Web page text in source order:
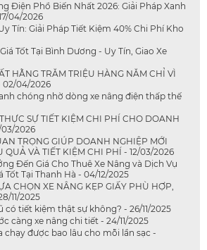
Điện Phổ Biến Nhất 2026: Giải Pháp Xanh
04/2026
Tín: Giải Pháp Tiết Kiệm 40% Chi Phí Kho
Tốt Tại Bình Dương - Uy Tín, Giao Xe
HẰNG TRĂM TRIỆU HÀNG NĂM CHỈ VÌ
02/04/2026
chóng nhờ dòng xe nâng điện thấp thế
SỰ TIẾT KIỆM CHI PHÍ CHO DOANH
2026
TRỌNG GIÚP DOANH NGHIỆP MỚI
QUẢ VÀ TIẾT KIỆM CHI PHÍ - 12/03/2026
Đến Giá Cho Thuê Xe Nâng và Dịch Vụ
Tốt Tại Thanh Hà - 04/12/2025
CHỌN XE NÂNG KẸP GIẤY PHÙ HỢP,
11/2025
có tiết kiệm thật sự không? - 26/11/2025
càng xe nâng chi tiết - 24/11/2025
chạy được bao lâu cho mỗi lần sạc -